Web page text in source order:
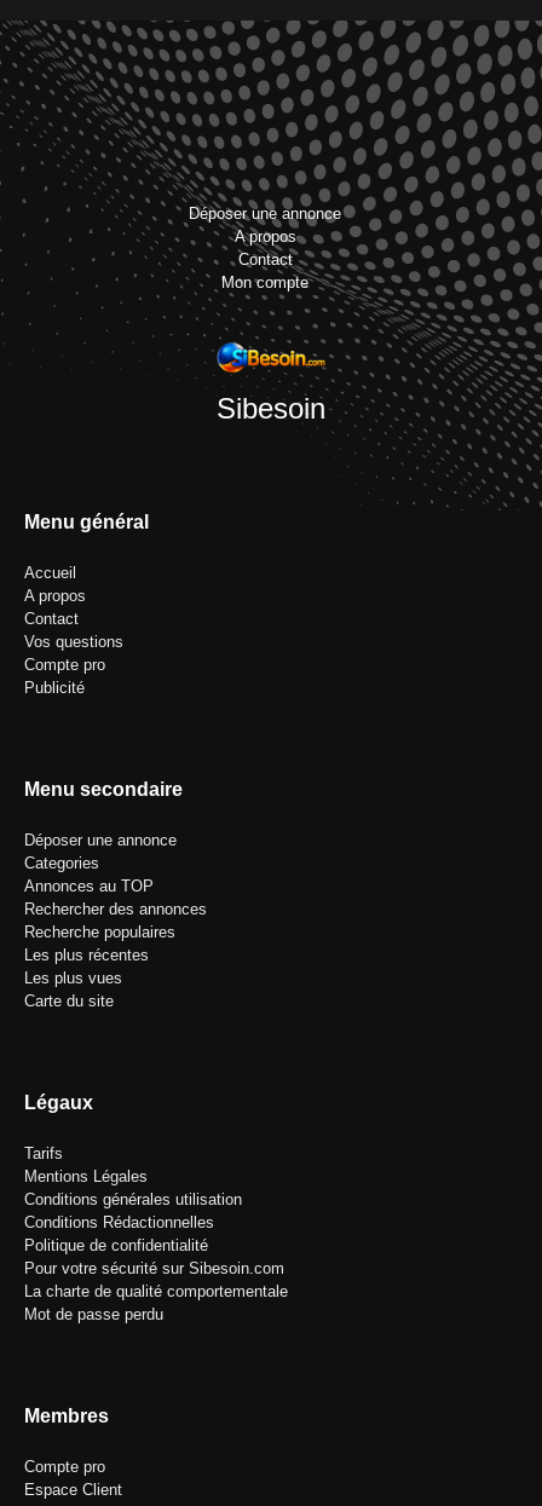
Déposer une annonce
A propos
Contact
Mon compte
Sibesoin
Menu général
Accueil
A propos
Contact
Vos questions
Compte pro
Publicité
Menu secondaire
Déposer une annonce
Categories
Annonces au TOP
Rechercher des annonces
Recherche populaires
Les plus récentes
Les plus vues
Carte du site
Légaux
Tarifs
Mentions Légales
Conditions générales utilisation
Conditions Rédactionnelles
Politique de confidentialité
Pour votre sécurité sur Sibesoin.com
La charte de qualité comportementale
Mot de passe perdu
Membres
Compte pro
Espace Client